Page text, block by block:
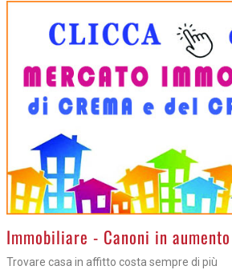
>Immobiliare - Canoni in aumento
Trovare casa in affitto costa sempre di più